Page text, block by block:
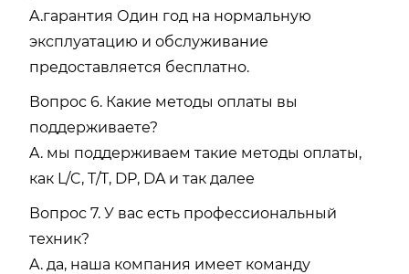
A.гарантия Один год на нормальную
эксплуатацию и обслуживание
предоставляется бесплатно.
Вопрос 6. Какие методы оплаты вы
поддерживаете?
A. мы поддерживаем такие методы оплаты,
как L/C, T/T, DP, DA и так далее
Вопрос 7. У вас есть профессиональный
техник?
A. да, наша компания имеет команду